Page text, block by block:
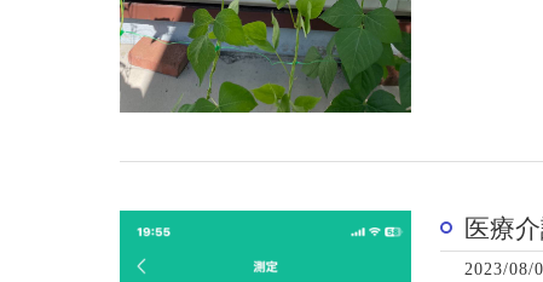
医療
2023/08/